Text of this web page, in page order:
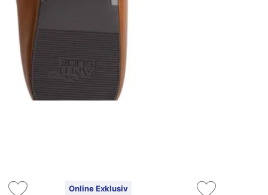
Online Exklusiv